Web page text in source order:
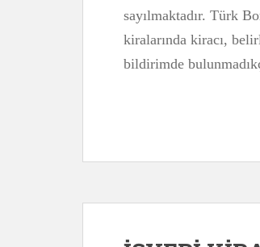
sayılmaktadır. Türk
kiralarında kiracı,
bildirimde